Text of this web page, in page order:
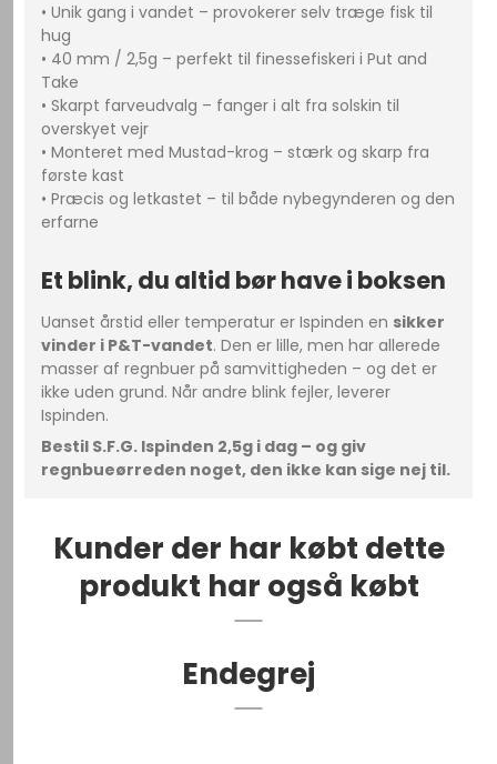
• Unik gang i vandet – provokerer selv træge fisk til
hug
• 40 mm / 2,5g – perfekt til finessefiskeri i Put and
Take
• Skarpt farveudvalg – fanger i alt fra solskin til
overskyet vejr
• Monteret med Mustad-krog – stærk og skarp fra
første kast
• Præcis og letkastet – til både nybegynderen og den
erfarne
Et blink, du altid bør have i boksen
Uanset årstid eller temperatur er Ispinden en sikker
vinder i P&T-vandet. Den er lille, men har allerede
masser af regnbuer på samvittigheden – og det er
ikke uden grund. Når andre blink fejler, leverer
Ispinden.
Bestil S.F.G. Ispinden 2,5g i dag – og giv
regnbueørreden noget, den ikke kan sige nej til.
Kunder der har købt dette
produkt har også købt
Endegrej